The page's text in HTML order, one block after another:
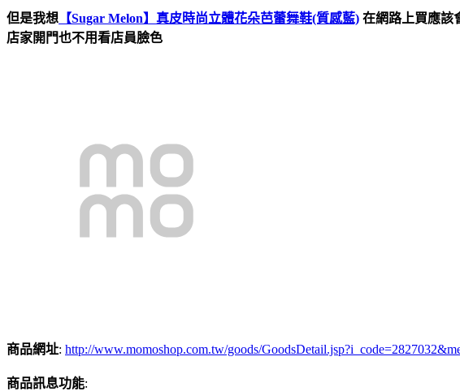
但是我想 【Sugar Melon】真皮時尚立體花朵芭蕾舞鞋(質感藍) 在網路上買應該
店家開門也不用看店員臉色
商品網址: http://www.momoshop.com.tw/goods/
商品訊息功能: